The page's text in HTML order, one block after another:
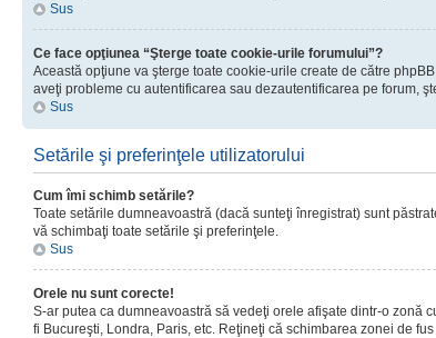
Sus
Ce face opţiunea “Şterge toate cookie-urile forumului”?
Această opţiune va şterge toate cookie-urile create de către
aveţi probleme cu autentificarea sau dezautentificarea pe forum,
Sus
Setările şi preferinţele utilizatorului
Cum îmi schimb setările?
Toate setările dumneavoastră (dacă sunteţi înregistrat) sunt
vă schimbaţi toate setările şi preferinţele.
Sus
Orele nu sunt corecte!
S-ar putea ca dumneavoastră să vedeţi orele afişate dintr-o zonă
fi Bucureşti, Londra, Paris, etc. Reţineţi că schimbarea zonei de